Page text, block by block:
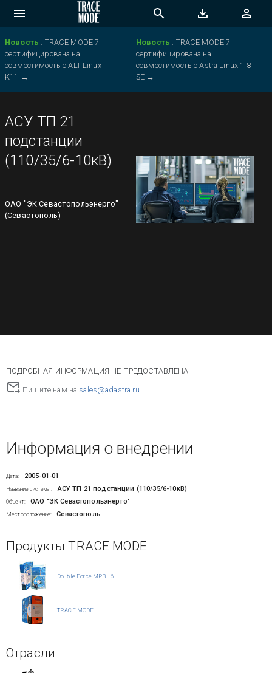
Новость : TRACE MODE 7
сертифицирована на
совместимость с ALT Linux
K11 →
Новость : TRACE MODE 7
сертифицирована на
совместимость с Astra Linux 1.8
SE →
АСУ ТП 21
подстанции
(110/35/6-10кВ)
ОАО "ЭК Севастопольэнерго"
(Севастополь)
ПОДРОБНАЯ ИНФОРМАЦИЯ НЕ ПРЕДОСТАВЛЕНА
Пишите нам на sales@adastra.ru
Информация о внедрении
Дата: 2005-01-01
Название системы: АСУ ТП 21 подстанции (110/35/6-10кВ)
Объект: ОАО "ЭК Севастопольэнерго"
Местоположение: Севастополь
Продукты TRACE MODE
Double Force МРВ+ 6
TRACE MODE
Отрасли